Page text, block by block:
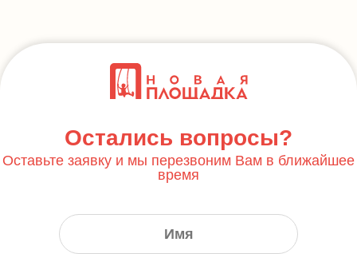
Остались вопросы?
Оставьте заявку и мы перезвоним Вам в ближайшее
время